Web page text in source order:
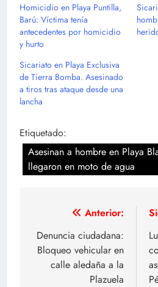
Homicidio en Playa Puntilla,
Barú: Víctima tenía
antecedentes por homicidio
y hurto
Sicariato en Playa Exclusiva
de Tierra Bomba. Asesinado
a tiros tras ataque desde una
lancha
Etiquetado:
Asesinan a hombre en Playa
llegaron en moto de agua
Navegación
de
entradas
Anterior:
Denuncia ciudadana:
Bloqueo vehicular en
calle aledaña a la
Plazuela